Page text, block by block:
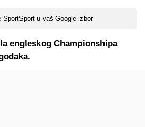
SportSport u vaš Google izbor
engleskog Championshipa